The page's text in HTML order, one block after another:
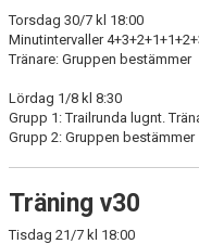
Torsdag 30/7 kl 18:00
Minutintervaller
Tränare: Gruppen bestämmer
Lördag 1/8 kl 8:30
Grupp 1: Trailrunda lugnt.
Grupp 2: Gruppen bestämmer
Träning v30
Tisdag 21/7 kl 18:00